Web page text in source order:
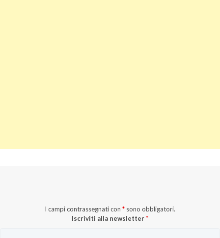
I campi contrassegnati con * sono obbligatori.
Iscriviti alla newsletter*